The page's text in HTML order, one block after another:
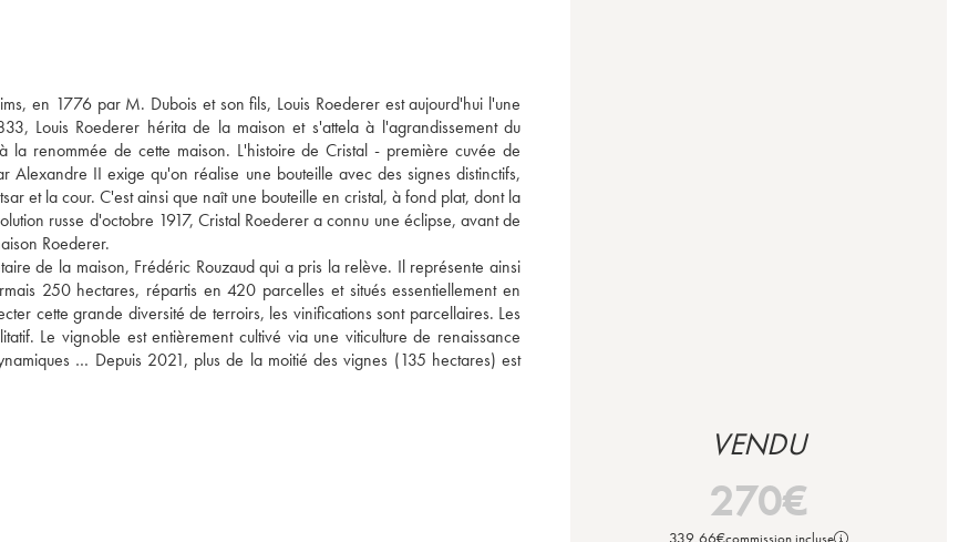
en 1776 par M. Dubois et son fils, Louis Roederer est aujourd'hui l'une
Louis Roederer hérita de la maison et s'attela à l'agrandissement du
la renommée de cette maison. L'histoire de Cristal - première cuvée de
II exige qu'on réalise une bouteille avec des signes distinctifs,
et la cour. C'est ainsi que naît une bouteille en cristal, à fond plat, dont la
russe d'octobre 1917, Cristal Roederer a connu une éclipse, avant de
Roederer.
de la maison, Frédéric Rouzaud qui a pris la relève. Il représente ainsi
250 hectares, répartis en 420 parcelles et situés essentiellement en
cette grande diversité de terroirs, les vinifications sont parcellaires. Les
Le vignoble est entièrement cultivé via une viticulture de renaissance
… Depuis 2021, plus de la moitié des vignes (135 hectares) est
VENDU
270€
339,66€commission incluse